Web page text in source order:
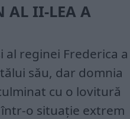
AL II-LEA A
al reginei Frederica a
său, dar domnia
cu o lovitură
o situație extrem